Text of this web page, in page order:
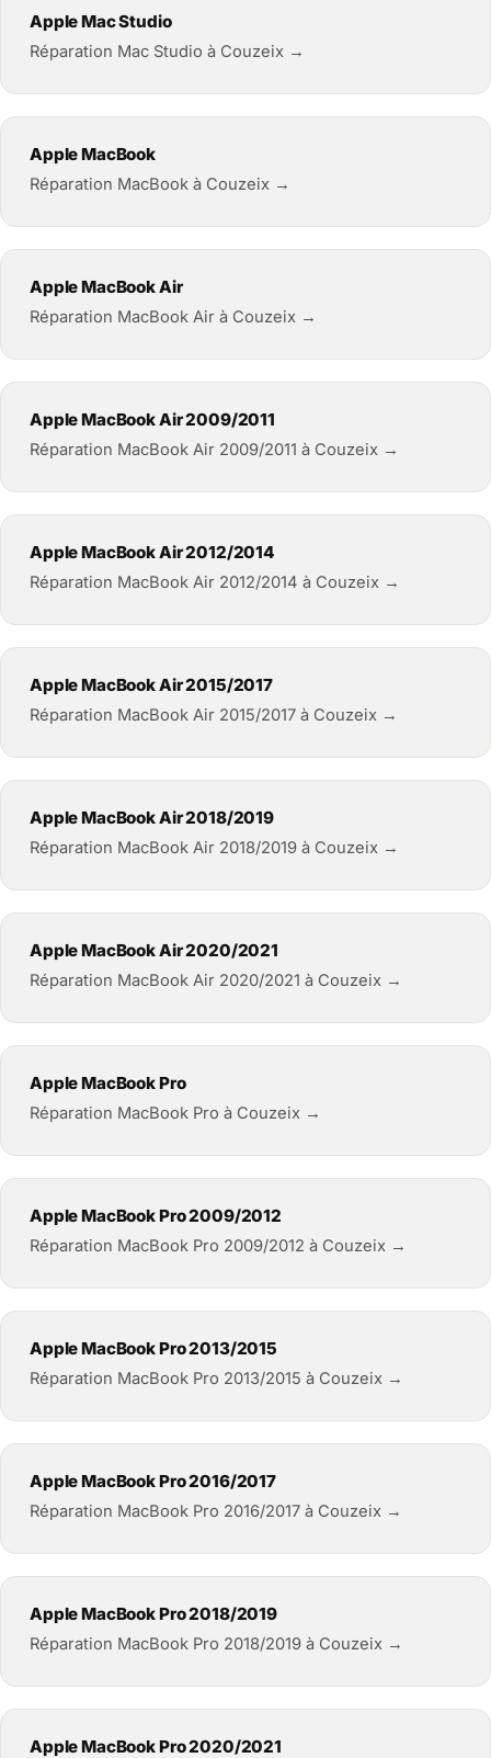
Apple Mac Studio
Réparation Mac Studio à Couzeix →
Apple MacBook
Réparation MacBook à Couzeix →
Apple MacBook Air
Réparation MacBook Air à Couzeix →
Apple MacBook Air 2009/2011
Réparation MacBook Air 2009/2011 à Couzeix →
Apple MacBook Air 2012/2014
Réparation MacBook Air 2012/2014 à Couzeix →
Apple MacBook Air 2015/2017
Réparation MacBook Air 2015/2017 à Couzeix →
Apple MacBook Air 2018/2019
Réparation MacBook Air 2018/2019 à Couzeix →
Apple MacBook Air 2020/2021
Réparation MacBook Air 2020/2021 à Couzeix →
Apple MacBook Pro
Réparation MacBook Pro à Couzeix →
Apple MacBook Pro 2009/2012
Réparation MacBook Pro 2009/2012 à Couzeix →
Apple MacBook Pro 2013/2015
Réparation MacBook Pro 2013/2015 à Couzeix →
Apple MacBook Pro 2016/2017
Réparation MacBook Pro 2016/2017 à Couzeix →
Apple MacBook Pro 2018/2019
Réparation MacBook Pro 2018/2019 à Couzeix →
Apple MacBook Pro 2020/2021